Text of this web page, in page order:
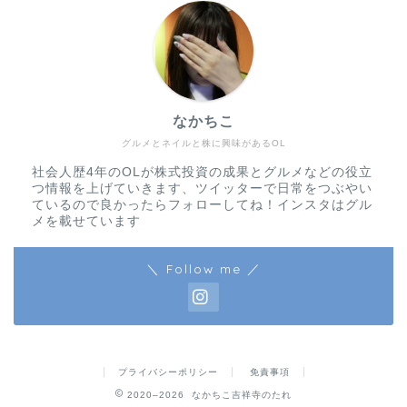
グルメとネイルと株に興味があるOL
なかちこ
社会人歴4年のOLが株式投資の成果とグルメなどの役立
つ情報を上げていきます、ツイッターで日常をつぶやい
ているので良かったらフォローしてね！インスタはグル
メを載せています
＼ Follow me ／
プライバシーポリシー 免責事項
2020–2026 なかちこ吉祥寺のたれ